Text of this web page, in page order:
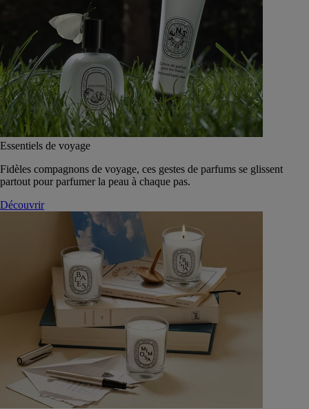
Essentiels de voyage
Fidèles compagnons de voyage, ces gestes de parfums se glissent
partout pour parfumer la peau à chaque pas.
Découvrir